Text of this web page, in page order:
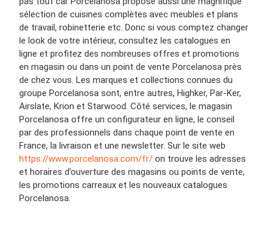
sélection de cuisines complètes avec meubles et plans
de travail, robinetterie etc. Donc si vous comptez changer
le look de votre intérieur, consultez les catalogues en
ligne et profitez des nombreuses offres et promotions
en magasin ou dans un point de vente Porcelanosa près
de chez vous. Les marques et collections connues du
groupe Porcelanosa sont, entre autres, Highker, Par-Ker,
Airslate, Krion et Starwood. Côté services, le magasin
Porcelanosa offre un configurateur en ligne, le conseil
par des professionnels dans chaque point de vente en
France, la livraison et une newsletter. Sur le site web
https://www.porcelanosa.com/fr/ on trouve les adresses
et horaires d’ouverture des magasins ou points de vente,
les promotions carreaux et les nouveaux catalogues
Porcelanosa.